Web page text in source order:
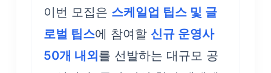
이번 모집은 스케일업 팁스 및 글
로벌 팁스에 참여할 신규 운영사
50개 내외를 선발하는 대규모 공